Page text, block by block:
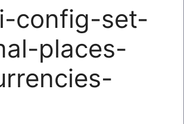
config-set-
places-